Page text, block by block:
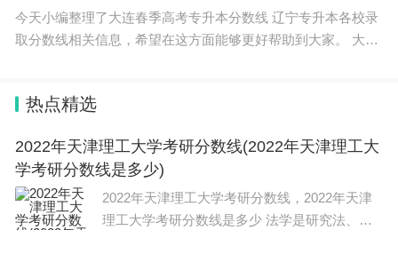
今天小编整理了大连春季高考专升本分数线 辽宁专升本各校录
取分数线相关信息，希望在这方面能够更好帮助到大家。 大连
热点精选
2022年天津理工大学考研分数线(2022年天津理工大
学考研分数线是多少)
2022年天津理工大学考研分数线，2022年天津
理工大学考研分数线是多少 法学是研究法、法